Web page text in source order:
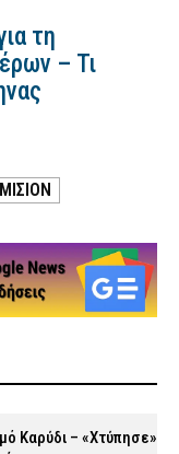
τη
– Τι
Καρύδι – «Χτύπησε»